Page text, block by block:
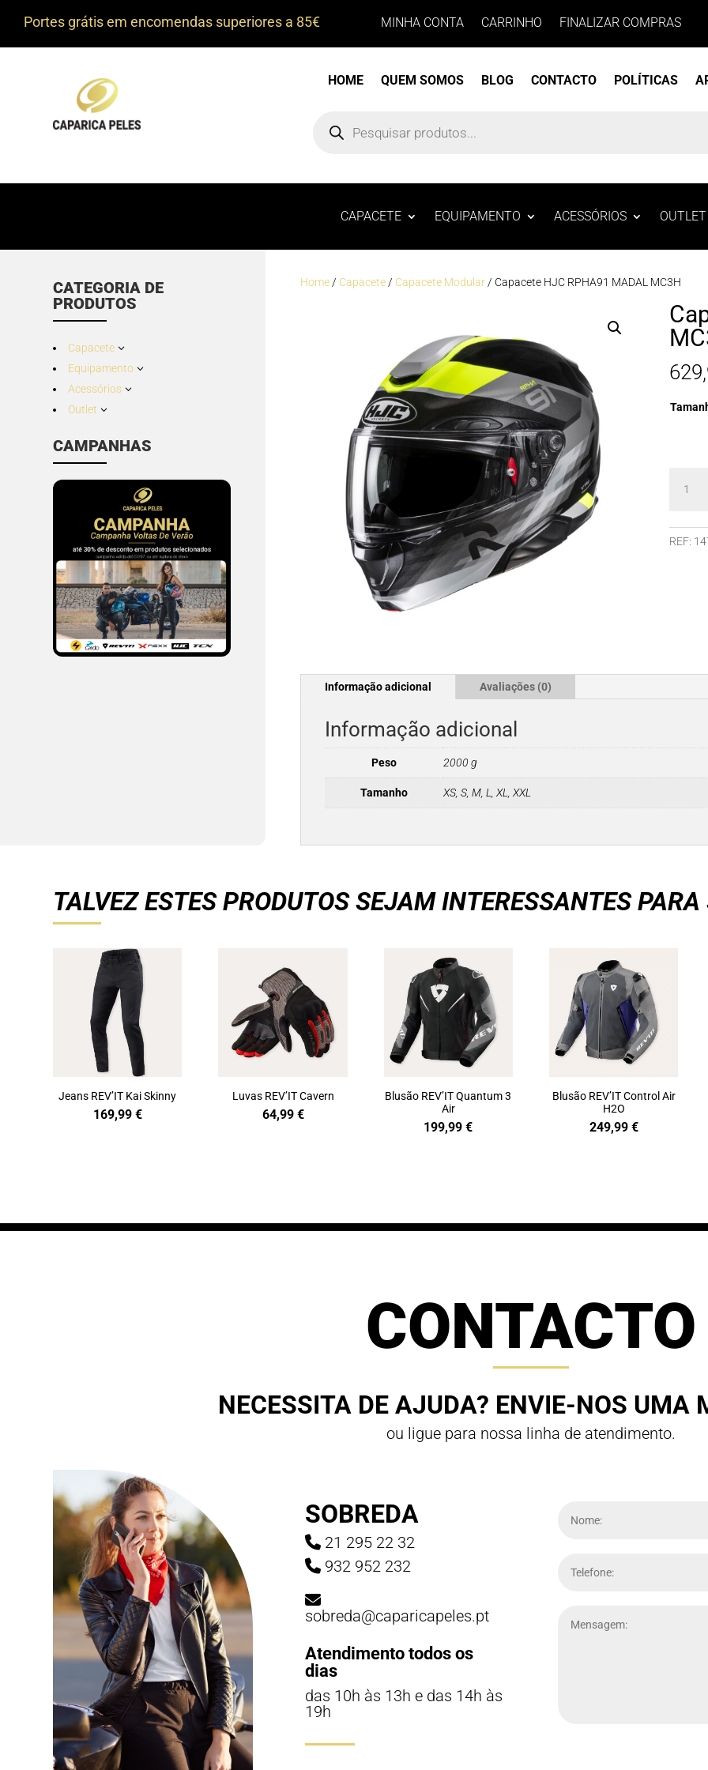
Portes grátis em encomendas superiores a 85€ MINHA CONTA CARRINHO FINALIZAR COMPRAS
HOME QUEM SOMOS BLOG CONTACTO POLÍTICAS
search
CAPACETE EQUIPAMENTO ACESSÓRIOS OUTLET
CATEGORIA DE
PRODUTOS
Capacete 3
Equipamento 3
Acessórios 3
Outlet 3
CAMPANHAS
Home / Capacete / Capacete Modular / Capacete HJC RPHA91 MADAL MC3H
HJC
REF:
Informação adicional Avaliações (0)
Informação adicional
Peso 2000 g
Tamanho XS, S, M, L, XL, XXL
TALVEZ ESTES PRODUTOS SEJAM INTERESSANTES PARA
Jeans REV’IT Kai Skinny
169,99 €
Luvas REV’IT Cavern
64,99 €
Blusão REV’IT Quantum 3
Air
199,99€
Blusão REV’IT Control Air
H2O
249,99 €
CONTACTO
NECESSITA DE AJUDA? ENVIE-NOS UMA
ou ligue para nossa linha de atendimento.
SOBREDA
21 295 22 32
932 952 232
sobreda@caparicapeles.pt
Atendimento todos os
dias
das 10h às 13h e das 14h às
19h